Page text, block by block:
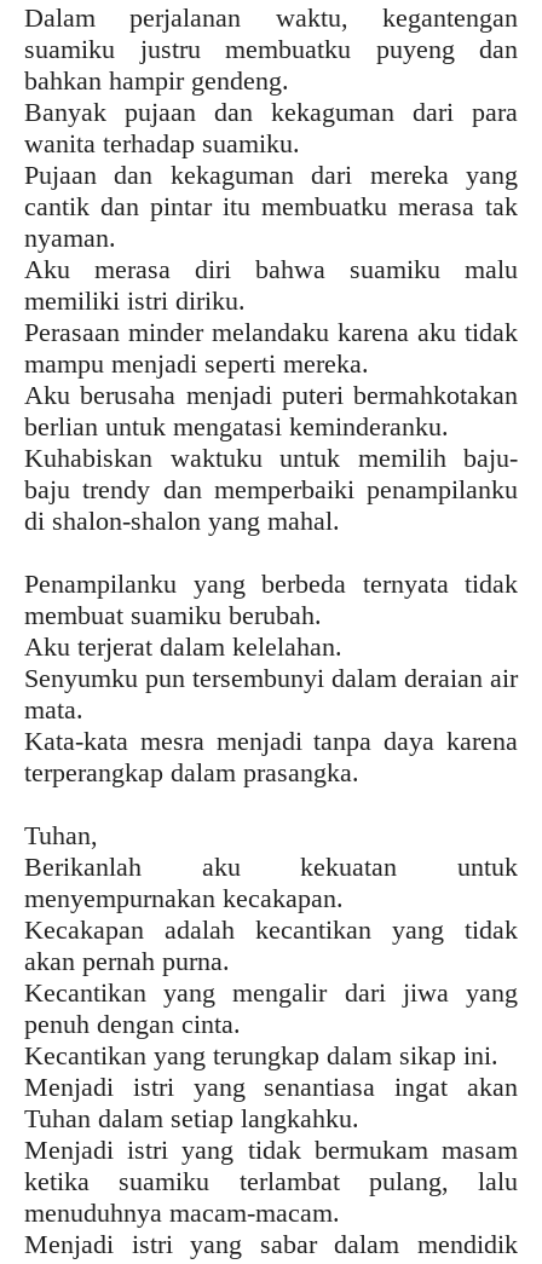
Dalam perjalanan waktu, kegantengan
suamiku justru membuatku puyeng dan
bahkan hampir gendeng.
Banyak pujaan dan kekaguman dari para
wanita terhadap suamiku.
Pujaan dan kekaguman dari mereka yang
cantik dan pintar itu membuatku merasa tak
nyaman.
Aku merasa diri bahwa suamiku malu
memiliki istri diriku.
Perasaan minder melandaku karena aku tidak
mampu menjadi seperti mereka.
Aku berusaha menjadi puteri bermahkotakan
berlian untuk mengatasi keminderanku.
Kuhabiskan waktuku untuk memilih baju-
baju trendy dan memperbaiki penampilanku
di shalon-shalon yang mahal.
Penampilanku yang berbeda ternyata tidak
membuat suamiku berubah.
Aku terjerat dalam kelelahan.
Senyumku pun tersembunyi dalam deraian air
mata.
Kata-kata mesra menjadi tanpa daya karena
terperangkap dalam prasangka.
Tuhan,
Berikanlah aku kekuatan untuk
menyempurnakan kecakapan.
Kecakapan adalah kecantikan yang tidak
akan pernah purna.
Kecantikan yang mengalir dari jiwa yang
penuh dengan cinta.
Kecantikan yang terungkap dalam sikap ini.
Menjadi istri yang senantiasa ingat akan
Tuhan dalam setiap langkahku.
Menjadi istri yang tidak bermukam masam
ketika suamiku terlambat pulang, lalu
menuduhnya macam-macam.
Menjadi istri yang sabar dalam mendidik